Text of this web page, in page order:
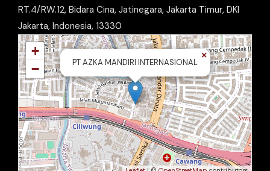
RT.4/RW.12, Bidara Cina, Jatinegara, Jakarta Timur, DKI
Jakarta, Indonesia, 13330
PT AZKA MANDIRI INTERNASIONAL
×
+
−